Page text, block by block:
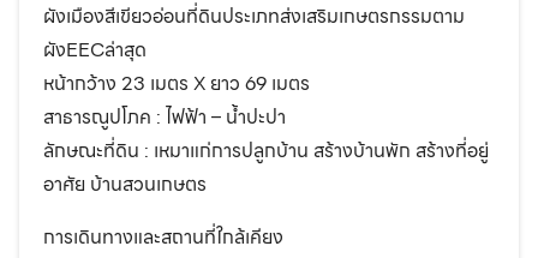
ผังเมืองสีเขียวอ่อนที่ดินประเภทส่งเสริมเกษตรกรรมตาม
ผังEECล่าสุด
หน้ากว้าง 23 เมตร X ยาว 69 เมตร
สาธารณูปโภค : ไฟฟ้า – น้ำปะปา
ลักษณะที่ดิน : เหมาแก่การปลูกบ้าน สร้างบ้านพัก สร้างที่อยู่
อาศัย บ้านสวนเกษตร
การเดินทางและสถานที่ใกล้เคียง